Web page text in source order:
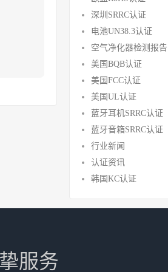
深圳SRRC认证
电池UN38.3认证
空气净化器检测报告
美国BQB认证
美国FCC认证
美国UL认证
蓝牙耳机SRRC认证
蓝牙音箱SRRC认证
行业新闻
认证资讯
韩国KC认证
服务